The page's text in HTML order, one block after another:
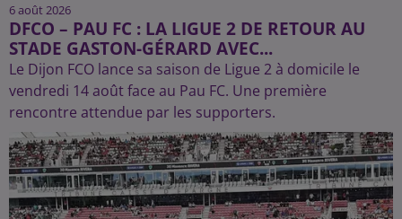
6 août 2026
DFCO – PAU FC : LA LIGUE 2 DE RETOUR AU
STADE GASTON-GÉRARD AVEC...
Le Dijon FCO lance sa saison de Ligue 2 à domicile le
vendredi 14 août face au Pau FC. Une première
rencontre attendue par les supporters.